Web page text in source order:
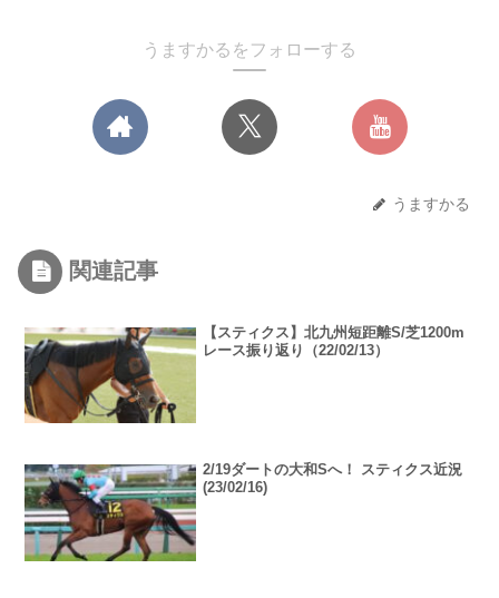
うますかるをフォローする
うますかる
関連記事
【スティクス】北九州短距離S/芝1200m
レース振り返り（22/02/13）
2/19ダートの大和Sへ！ スティクス近況
(23/02/16)